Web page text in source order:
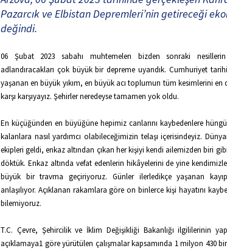
Pazarcık ve Elbistan Depremleri’nin getireceği
değindi.
06 Şubat 2023 sabahı muhtemelen bizden sonraki
adlandıracakları çok büyük bir depreme uyandık. Cumhuriyet
yaşanan en büyük yıkım, en büyük acı toplumun tüm kesimlerini
karşı karşıyayız. Şehirler neredeyse tamamen yok oldu.
En küçüğünden en büyüğüne hepimiz canlarını kaybedenlere
kalanlara nasıl yardımcı olabileceğimizin telaşı içerisindeyiz.
ekipleri geldi, enkaz altından çıkan her kişiyi kendi ailemizden biri
döktük. Enkaz altında vefat edenlerin hikâyelerini de yine
büyük bir travma geçiriyoruz. Günler ilerledikçe yaşanan
anlaşılıyor. Açıklanan rakamlara göre on binlerce kişi hayatını
bilemiyoruz.
T.C. Çevre, Şehircilik ve İklim Değişikliği Bakanlığı ilgililerinin
açıklamaya1 göre yürütülen çalışmalar kapsamında 1 milyon 430